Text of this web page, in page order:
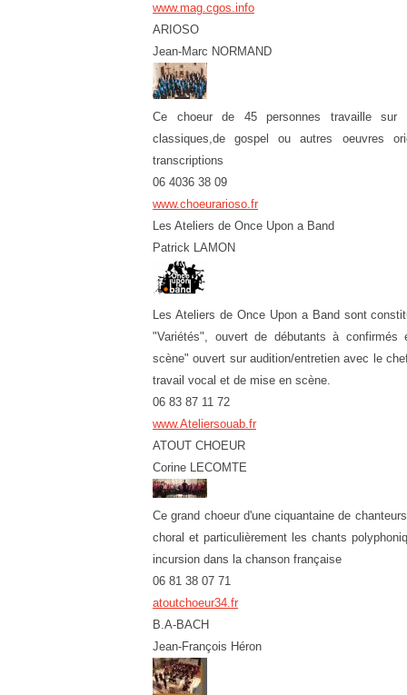
www.mag.cgos.info
ARIOSO
Jean-Marc NORMAND
Ce choeur de 45 personnes travaille sur
classiques,de gospel ou autres oeuvres
transcriptions
06 4036 38 09
www.choeurarioso.fr
Les Ateliers de Once Upon a Band
Patrick LAMON
Les Ateliers de Once Upon a Band sont
"Variétés", ouvert de débutants à
scène" ouvert sur audition/entretien avec le
travail vocal et de mise en scène.
06 83 87 11 72
www.Ateliersouab.fr
ATOUT CHOEUR
Corine LECOMTE
Ce grand choeur d'une ciquantaine de
choral et particulièrement les chants
incursion dans la chanson française
06 81 38 07 71
atoutchoeur34.fr
B.A-BACH
Jean-François Héron